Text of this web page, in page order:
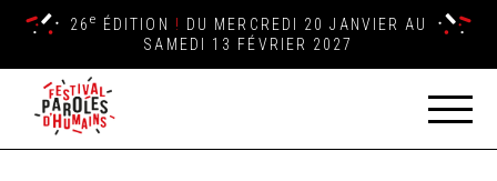
26 e ÉDITION ! DU MERCREDI 20 JANVIER AU
SAMEDI 13 FÉVRIER 2027